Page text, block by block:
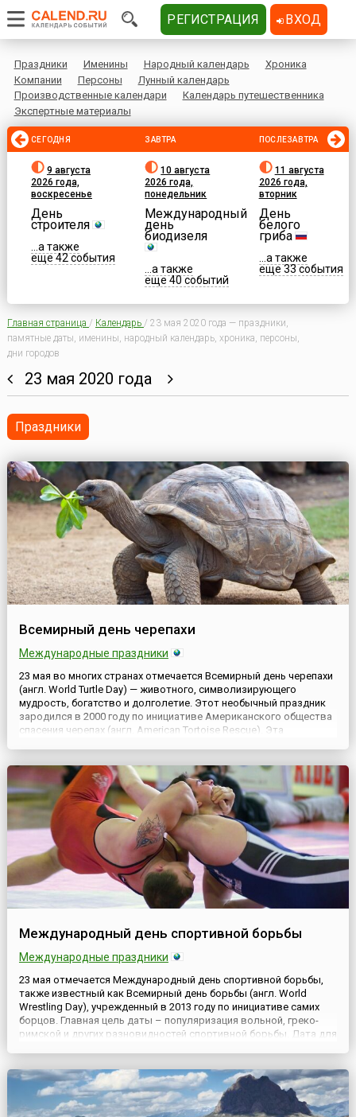
Праздники Именины Народный календарь
Хроника
Компании
Персоны
Лунный календарь
Производственные календари
Календарь путешественника
Экспертные материалы
СЕГОДНЯ
9 августа
2026 года,
воскресенье
День
строителя
...а также
еще 42 события
ЗАВТРА
10 августа
2026 года,
понедельник
Международный
день
биодизеля
...а также
еще 40 событий
ПОСЛЕЗАВТРА
11 августа
2026 года,
вторник
День
белого
гриба
...а также
еще 33 события
Главная страница / Календарь / 23 мая 2020 года — праздники,
памятные даты, именины, народный календарь, хроника, персоны,
дни городов
23 мая 2020 года
Праздники
Всемирный день черепахи
Международные праздники
23 мая во многих странах отмечается Всемирный день черепахи
(англ. World Turtle Day) — животного, символизирующего
мудрость, богатство и долголетие. Этот необычный праздник
зародился в 2000 году по инициативе Американского общества
спасения черепах (англ. American Tortoise Rescue). Эта
Международный день спортивной борьбы
Международные праздники
23 мая отмечается Международный день спортивной борьбы,
также известный как Всемирный день борьбы (англ. World
Wrestling Day), учрежденный в 2013 году по инициативе самих
борцов. Главная цель даты – популяризация вольной, греко-
римской и других разновидностей спортивной борьбы. Дата для
РЕГИСТРАЦИЯ ВХОД